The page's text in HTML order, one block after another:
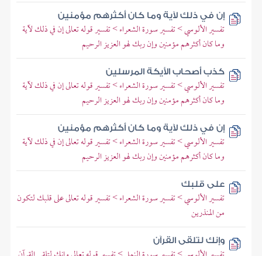
إن في ذلك لآية وما كان أكثرهم مؤمنين
تفسير الألوسي > تفسير سورة الشعراء > تفسير قوله تعالى إن في ذلك لآية
وما كان أكثرهم مؤمنين وإن ربك لهو العزيز الرحيم
كذب أصحاب الأيكة المرسلين
تفسير الألوسي > تفسير سورة الشعراء > تفسير قوله تعالى إن في ذلك لآية
وما كان أكثرهم مؤمنين وإن ربك لهو العزيز الرحيم
إن في ذلك لآية وما كان أكثرهم مؤمنين
تفسير الألوسي > تفسير سورة الشعراء > تفسير قوله تعالى إن في ذلك لآية
وما كان أكثرهم مؤمنين وإن ربك لهو العزيز الرحيم
على قلبك
تفسير الألوسي > تفسير سورة الشعراء > تفسير قوله تعالى على قلبك لتكون
من المنذرين
وإنك لتلقى القرآن